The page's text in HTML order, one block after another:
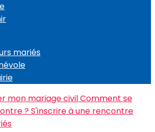
mariés
mon mariage civilComment se
? S'inscrire à une rencontre